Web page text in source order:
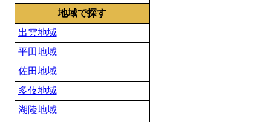
地域で探す
出雲地域
平田地域
佐田地域
多伎地域
湖陵地域